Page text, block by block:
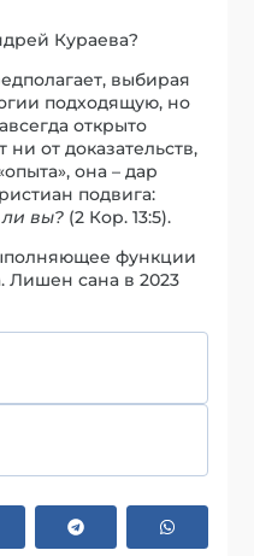
Кураева?
выбирая
подходящую, но
открыто
от доказательств,
она – дар
подвига:
вы? (2 Кор. 13:5).
функции
Лишен сана в 2023